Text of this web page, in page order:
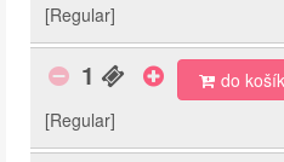
[Regular]
1 do
[Regular]